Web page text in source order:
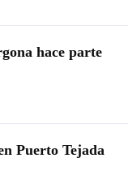
hace parte
Puerto Tejada